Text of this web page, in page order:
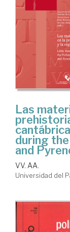
Las
during
and
VV. AA.
Universidad del